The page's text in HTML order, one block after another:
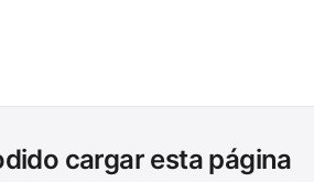
cargar esta página